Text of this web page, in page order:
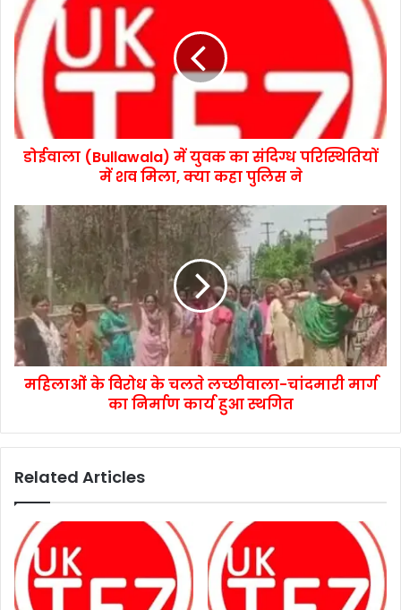
डोईवाला (Bullawala) में युवक का संदिग्ध परिस्थितियों
में शव मिला, क्या कहा पुलिस ने
महिलाओं के विरोध के चलते लच्छीवाला-चांदमारी मार्ग
का निर्माण कार्य हुआ स्थगित
Related Articles